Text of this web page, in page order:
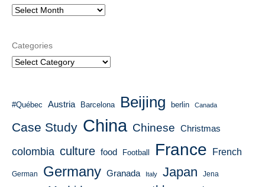
Categories
#Québec Austria Barcelona Beijing berlin Canada
Case Study China Chinese Christmas
colombia culture food Football France French
German Germany Granada Italy Japan Jena